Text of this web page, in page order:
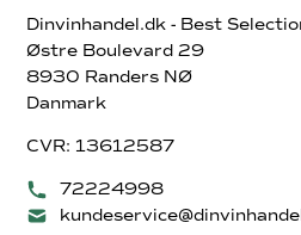
Dinvinhandel.dk - Best
Østre Boulevard 29
8930 Randers NØ
Danmark
CVR: 13612587
72224998